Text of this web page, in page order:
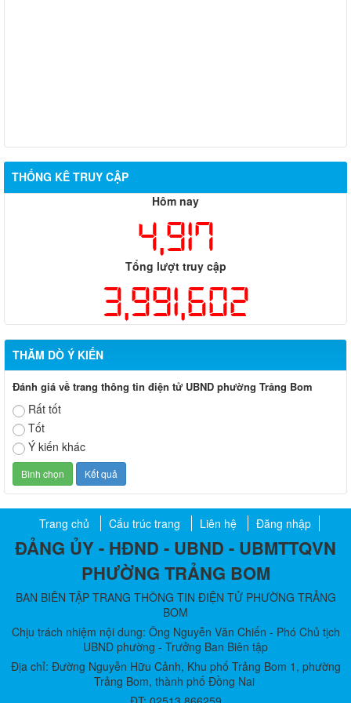
THỐNG KÊ TRUY CẬP
Hôm nay
4,917
Tổng lượt truy cập
3,991,602
THĂM DÒ Ý KIẾN
Đánh giá về trang thông tin điện tử UBND phường Trảng Bom
Rất tốt
Tốt
Ý kiến khác
Trang chủ Cấu trúc trang Liên hệ Đăng nhập
ĐẢNG ỦY - HĐND - UBND - UBMTTQVN
PHƯỜNG TRẢNG BOM
BAN BIÊN TẬP TRANG THÔNG TIN ĐIỆN TỬ PHƯỜNG TRẢNG
BOM
Chịu trách nhiệm nội dung: Ông Nguyễn Văn Chiến - Phó Chủ tịch
UBND phường - Trưởng Ban Biên tập
Địa chỉ: Đường Nguyễn Hữu Cảnh, Khu phố Trảng Bom 1, phường
Trảng Bom, thành phố Đồng Nai